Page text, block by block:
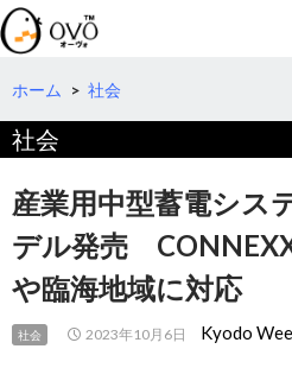
検
索
コ
テ
ツ
へ
動
ホーム > 社会
社会
産業用中型蓄電シス
デル発売
や臨海地域に対応
社会 2023年10月6日 Kyodo